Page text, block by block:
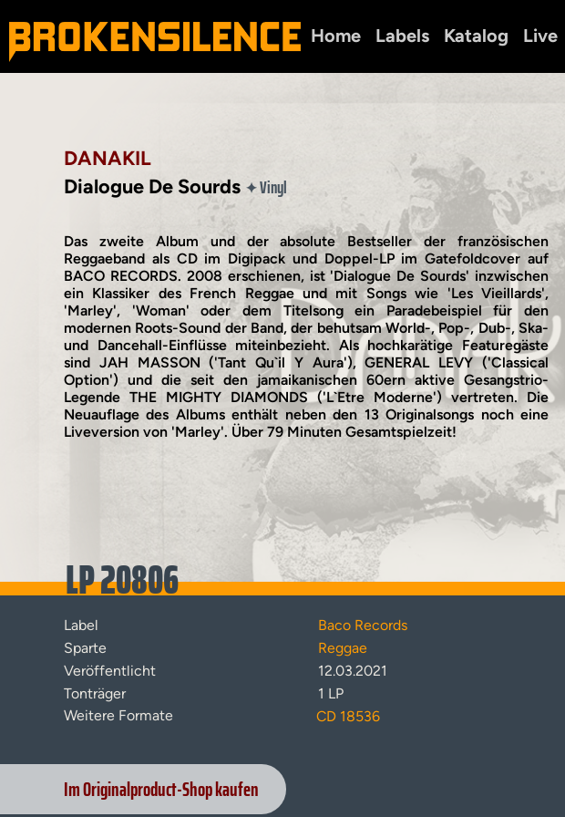
Home Labels Katalog Live
DANAKIL
Dialogue De Sourds ✦Vinyl
Das zweite Album und der absolute Bestseller der französischen
Reggaeband als CD im Digipack und Doppel-LP im Gatefoldcover auf
BACO RECORDS. 2008 erschienen, ist 'Dialogue De Sourds' inzwischen
ein Klassiker des French Reggae und mit Songs wie 'Les Vieillards',
'Marley', 'Woman' oder dem Titelsong ein Paradebeispiel für den
modernen Roots-Sound der Band, der behutsam World-, Pop-, Dub-, Ska-
und Dancehall-Einflüsse miteinbezieht. Als hochkarätige Featuregäste
sind JAH MASSON ('Tant Qu`il Y Aura'), GENERAL LEVY ('Classical
Option') und die seit den jamaikanischen 60ern aktive Gesangstrio-
Legende THE MIGHTY DIAMONDS ('L`Etre Moderne') vertreten. Die
Neuauflage des Albums enthält neben den 13 Originalsongs noch eine
Liveversion von 'Marley'. Über 79 Minuten Gesamtspielzeit!
LP 20806
Label
Baco Records
Sparte
Reggae
Veröffentlicht
12.03.2021
Tonträger
1 LP
Weitere Formate
CD 18536
Im Originalproduct-Shop kaufen